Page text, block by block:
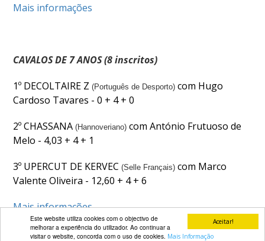
Aceitar!
Este website utiliza cookies com o objectivo de
melhorar a experiência do utilizador. Ao continuar a
visitar o website, concorda com o uso de cookies. Mais Informação
Mais informações
CAVALOS DE 7 ANOS (8 inscritos)
1º DECOLTAIRE Z (Português de Desporto) com Hugo
Cardoso Tavares - 0 + 4 + 0
2º CHASSANA (Hannoveriano) com António Frutuoso de
Melo - 4,03 + 4 + 1
3º UPERCUT DE KERVEC (Selle Français) com Marco
Valente Oliveira - 12,60 + 4 + 6
Mais informações